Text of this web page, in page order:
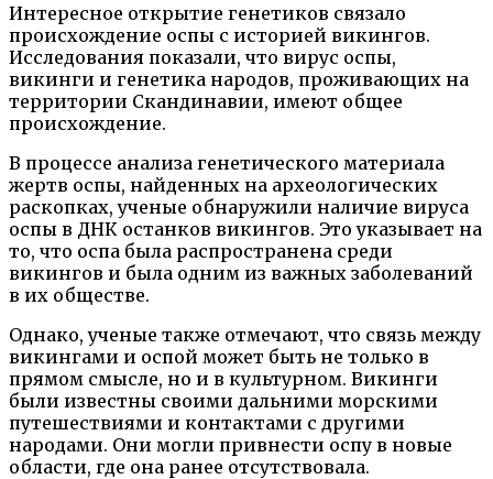
Интересное открытие генетиков связало
происхождение оспы с историей викингов.
Исследования показали, что вирус оспы,
викинги и генетика народов, проживающих на
территории Скандинавии, имеют общее
происхождение.
В процессе анализа генетического материала
жертв оспы, найденных на археологических
раскопках, ученые обнаружили наличие вируса
оспы в ДНК останков викингов. Это указывает на
то, что оспа была распространена среди
викингов и была одним из важных заболеваний
в их обществе.
Однако, ученые также отмечают, что связь между
викингами и оспой может быть не только в
прямом смысле, но и в культурном. Викинги
были известны своими дальними морскими
путешествиями и контактами с другими
народами. Они могли привнести оспу в новые
области, где она ранее отсутствовала.